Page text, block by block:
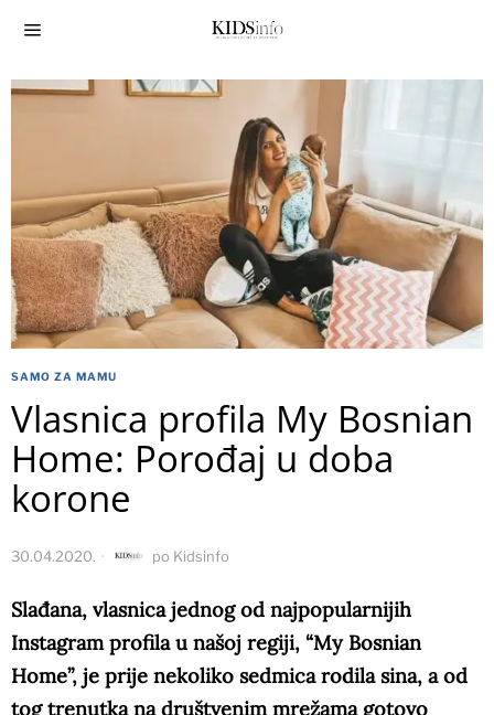
SAMO ZA MAMU
Vlasnica profila My Bosnian
Home: Porođaj u doba
korone
30.04.2020. po Kidsinfo
Slađana, vlasnica jednog od najpopularnijih
Instagram profila u našoj regiji, “My Bosnian
Home”, je prije nekoliko sedmica rodila sina, a od
tog trenutka na društvenim mrežama gotovo